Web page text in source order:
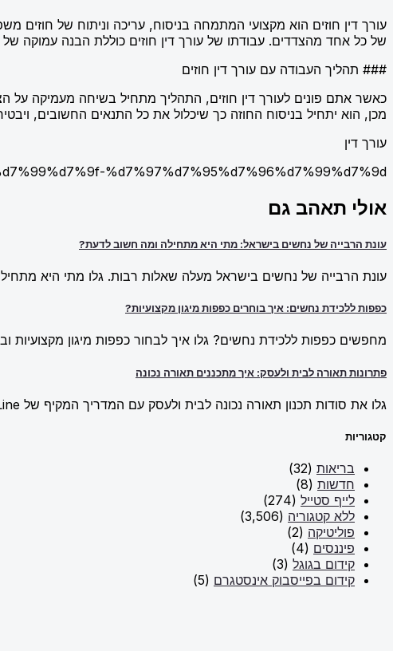
עורך דין חוזים הוא מקצועי המתמחה בניסוח, עריכה וניתוח של חוזים
של כל אחד מהצדדים. עבודתו של עורך דין חוזים כוללת הבנה עמוקה
### תהליך העבודה עם עורך דין חוזים
כאשר אתם פונים לעורך דין חוזים, התהליך מתחיל בשיחה מעמיקה
מכן, הוא יתחיל בניסוח החוזה כך שיכלול את כל התנאים החשובים,
עורך דין
%d7%97%d7%95%d7%96%d7%99%d7%9d/
אולי תאהב גם
עונת הרבייה של נחשים בישראל: מתי היא מתחילה ומה חשוב לדעת?
עונת הרבייה של נחשים בישראל מעלה שאלות רבות. גלו מתי היא
כפפות ללכידת נחשים: איך בוחרים כפפות מיגון מקצועיות?
מחפשים כפפות ללכידת נחשים? גלו איך לבחור כפפות מיגון מקצועיות
פתרונות תאורה לבית ולעסק: איך מתכננים תאורה נכונה
גלו את סודות תכנון תאורה נכונה לבית ולעסק עם המדריך המקיף של New Line. למדו על פתרונות תאורה חכמים וכיצד ליצור אווירה מושלמת.
קטגוריות
בריאות (32)
חדשות (8)
לייף סטייל (274)
ללא קטגוריה (3,506)
פוליטיקה (2)
פיננסים (4)
קידום בגוגל (3)
קידום בפייסבוק אינסטגרם (5)